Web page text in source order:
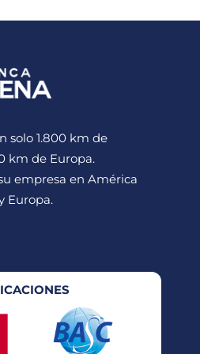
solo 1.800 km de
km de Europa.
empresa en América
Europa.